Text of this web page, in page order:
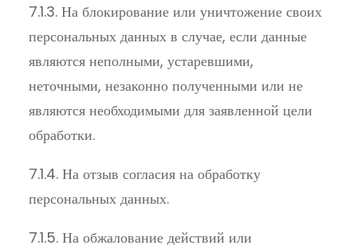
7.1.3. На блокирование или уничтожение своих
персональных данных в случае, если данные
являются неполными, устаревшими,
неточными, незаконно полученными или не
являются необходимыми для заявленной цели
обработки.
7.1.4. На отзыв согласия на обработку
персональных данных.
7.1.5. На обжалование действий или